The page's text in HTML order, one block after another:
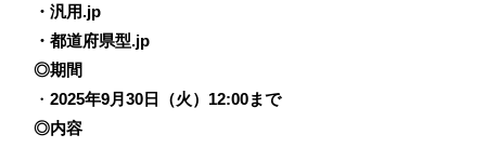
・汎用.jp
・都道府県型.jp
◎期間
・ 2025年9月30日（火）12:00まで
◎内容